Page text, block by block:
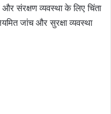
संरक्षण व्यवस्था के लिए चिंता
जांच और सुरक्षा व्यवस्था